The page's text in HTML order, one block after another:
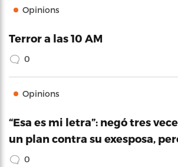
Opinions
Terror a las 10 AM
0
Opinions
“Esa es mi letra”: negó tres
un plan contra su exesposa,
0